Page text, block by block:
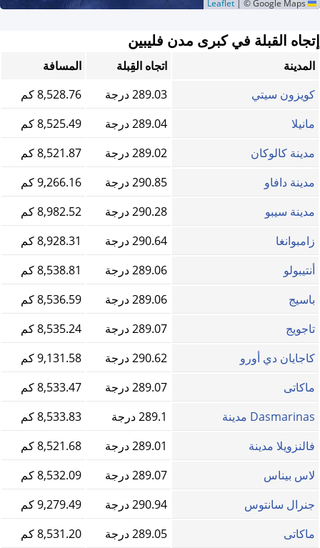
© Google Maps
إتجاه القبلة في كبرى مدن فليبين
المدينة اتجاه القِبلة
المسافة
كويزون سيتي
289.03 درجة
8,528.76 كم
مانيلا
289.04 درجة
8,525.49 كم
مدينة كالوكان
289.02 درجة
8,521.87 كم
مدينة دافاو
290.85 درجة
9,266.16 كم
مدينة سيبو
290.28 درجة
8,982.52 كم
زامبوانغا
290.64 درجة
8,928.31 كم
أنتيبولو
289.06 درجة
8,538.81 كم
باسيج
289.06 درجة
8,536.59 كم
تاجويج
289.07 درجة
8,535.24 كم
كاجايان دي أورو
290.62 درجة
9,131.58 كم
ماكاتى
289.07 درجة
8,533.47 كم
Dasmarinas مدينة
289.1 درجة
8,533.83 كم
فالنزويلا مدينة
289.01 درجة
8,521.68 كم
لاس بيناس
289.07 درجة
8,532.09 كم
جنرال سانتوس
290.94 درجة
9,279.49 كم
ماكاتى
289.05 درجة
8,531.20 كم